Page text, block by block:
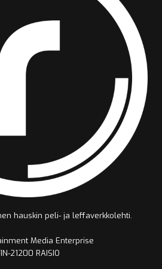
hauskin peli- ja leffaverkkolehti.
Media Enterprise
21200 RAISIO